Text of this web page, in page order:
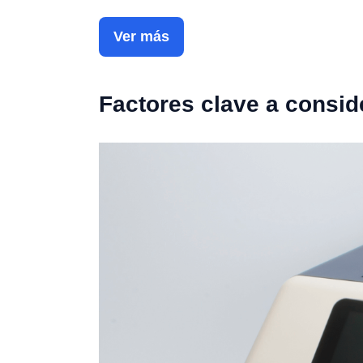
Ver más
Factores clave a